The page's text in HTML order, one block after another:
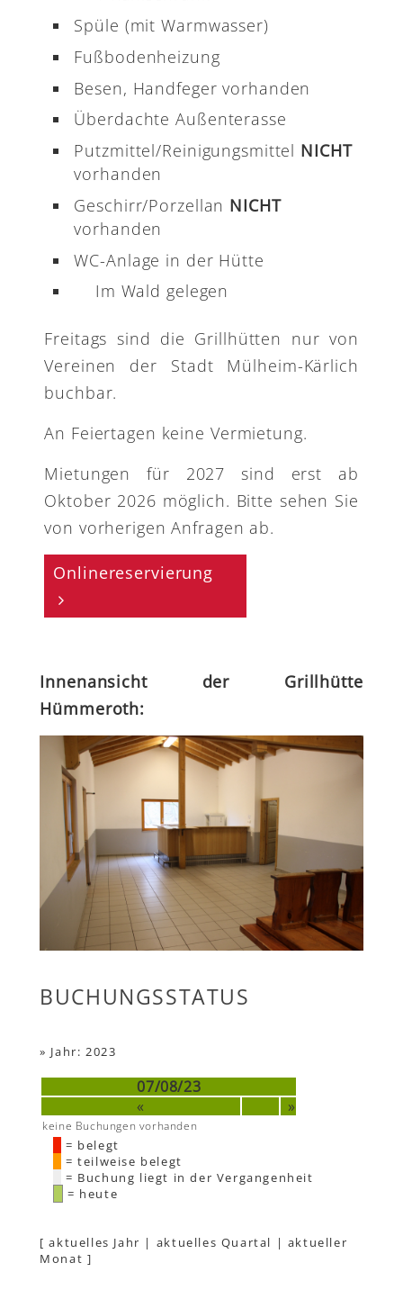
Spüle (mit Warmwasser)
Fußbodenheizung
Besen, Handfeger vorhanden
Überdachte Außenterasse
Putzmittel/Reinigungsmittel NICHT
vorhanden
Geschirr/Porzellan NICHT
vorhanden
WC-Anlage in der Hütte
Im Wald gelegen
Freitags sind die Grillhütten nur von
Vereinen der Stadt Mülheim-Kärlich
buchbar.
An Feiertagen keine Vermietung.
Mietungen für 2027 sind erst ab
Oktober 2026 möglich. Bitte sehen Sie
von vorherigen Anfragen ab.
Onlinereservierung
Innenansicht der Grillhütte
Hümmeroth:
BUCHUNGSSTATUS
» Jahr: 2023
07/08/23
«
»
keine Buchungen vorhanden
= belegt
= teilweise belegt
= Buchung liegt in der Vergangenheit
= heute
[aktuelles Jahr | aktuelles Quartal | aktueller
Monat ]